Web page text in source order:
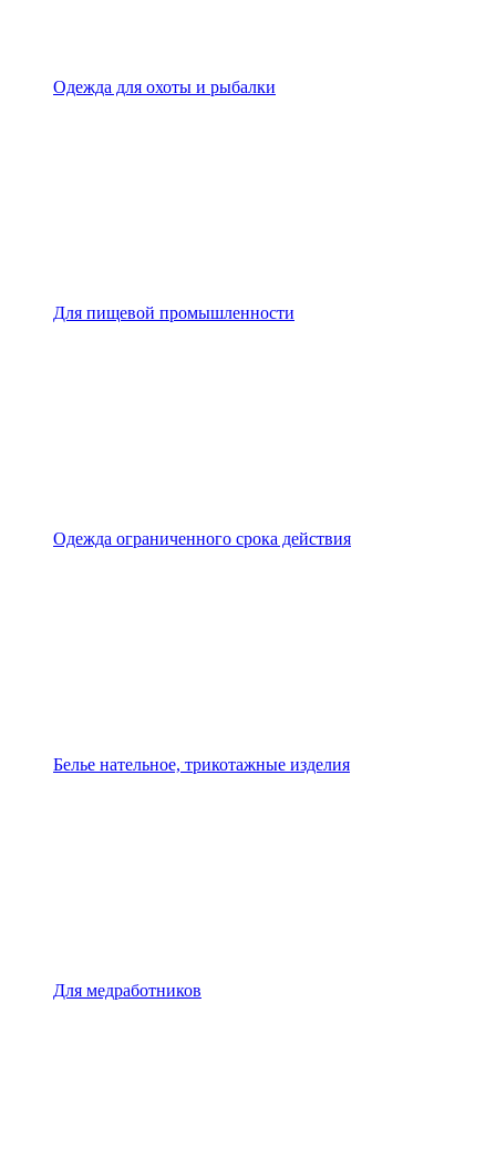
Одежда для охоты и рыбалки
Для пищевой промышленности
Одежда ограниченного срока действия
Белье нательное, трикотажные изделия
Для медработников